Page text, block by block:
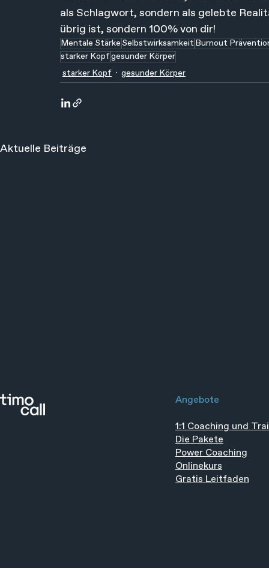
als Schlagwort, sondern als gelebte
übrig ist, sondern 100% von dir!
Mentale StärkeSelbstwirksamkeitBurnout
starker Kopfgesunder Körper
starker Kopf
gesunder Körper
Aktuelle Beiträge
Der 6-
Trend:
in nur
Angebote
1:1 Coaching und
Die Pakete
Power Coaching
Onlinekurs
Gratis Leitfaden